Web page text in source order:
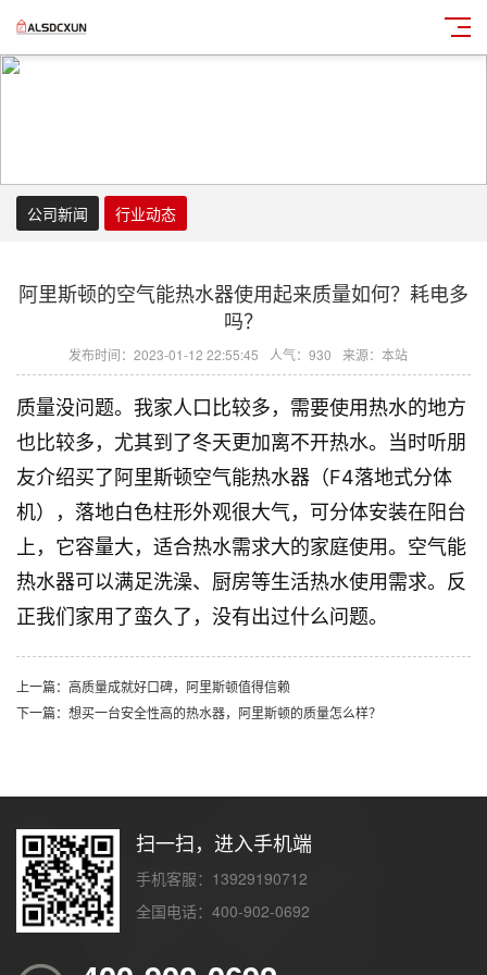
公司新闻 行业动态
阿里斯顿的空气能热水器使用起来质量如何？耗电多
吗？
发布时间：2023-01-12 22:55:45 人气：930 来源：本站
质量没问题。我家人口比较多，需要使用热水的地方
也比较多，尤其到了冬天更加离不开热水。当时听朋
友介绍买了阿里斯顿空气能热水器（F4落地式分体
机），落地白色柱形外观很大气，可分体安装在阳台
上，它容量大，适合热水需求大的家庭使用。空气能
热水器可以满足洗澡、厨房等生活热水使用需求。反
正我们家用了蛮久了，没有出过什么问题。
上一篇：高质量成就好口碑，阿里斯顿值得信赖
下一篇：想买一台安全性高的热水器，阿里斯顿的质量怎么样？
扫一扫，进入手机端
手机客服：13929190712
全国电话：400-902-0692